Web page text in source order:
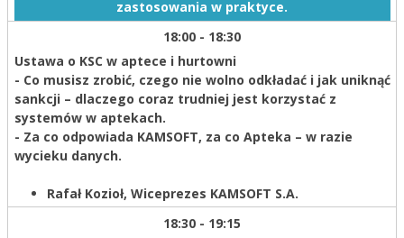
zastosowania w praktyce.
18:00 - 18:30
Ustawa o KSC w aptece i hurtowni
- Co musisz zrobić, czego nie wolno odkładać i jak uniknąć
sankcji – dlaczego coraz trudniej jest korzystać z
systemów w aptekach.
- Za co odpowiada KAMSOFT, za co Apteka – w razie
wycieku danych.
Rafał Kozioł, Wiceprezes KAMSOFT S.A.
18:30 - 19:15